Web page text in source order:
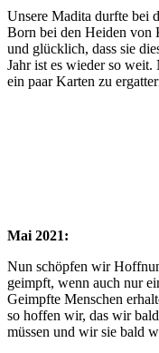
Unsere Madita durfte bei
Born bei den Heiden von
und glücklich, dass sie
Jahr ist es wieder so
ein paar Karten zu
Mai 2021:
Nun schöpfen wir
geimpft, wenn auch nur
Geimpfte Menschen
so hoffen wir, das wir
müssen und wir sie bald